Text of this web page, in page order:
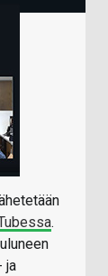
.
ja